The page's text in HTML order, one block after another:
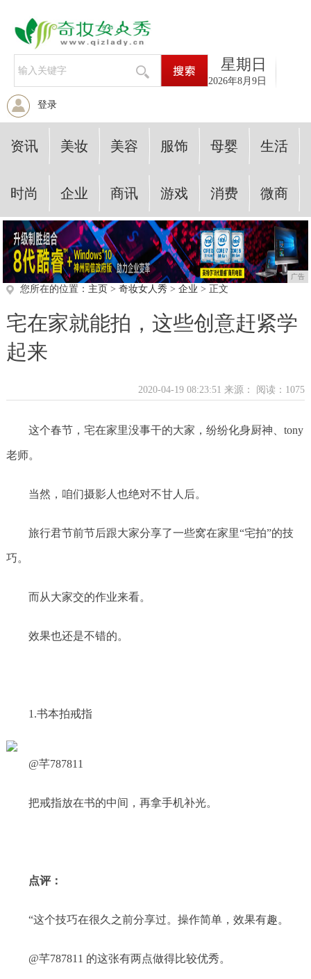
星期日
2026年8月9日
登录
资讯 美妆 美容 服饰 母婴 生活
时尚 企业 商讯 游戏 消费 微商
广告
您所在的位置： 主页 > 奇妆女人秀 > 企业 > 正文
宅在家就能拍，这些创意赶紧学
起来
2020-04-19 08:23:51 来源： 阅读：1075
这个春节，宅在家里没事干的大家，纷纷化身厨神、tony
老师。
当然，咱们摄影人也绝对不甘人后。
旅行君节前节后跟大家分享了一些窝在家里“宅拍”的技
巧。
而从大家交的作业来看。
效果也还是不错的。
1.书本拍戒指
@芊787811
把戒指放在书的中间，再拿手机补光。
点评：
“这个技巧在很久之前分享过。操作简单，效果有趣。
@芊787811 的这张有两点做得比较优秀。